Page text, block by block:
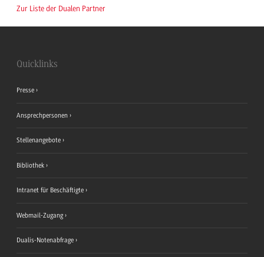
Zur Liste der Dualen Partner
Quicklinks
Presse
Ansprechpersonen
Stellenangebote
Bibliothek
Intranet für Beschäftigte
Webmail-Zugang
Dualis-Notenabfrage